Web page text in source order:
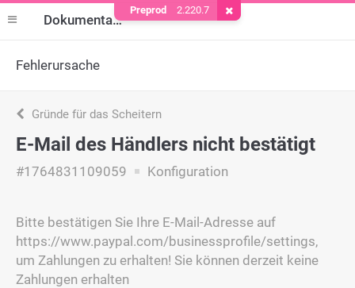
Dokumentation
Fehlerursache
Gründe für das Scheitern
E-Mail des Händlers nicht bestätigt
#1764831109059 Konfiguration
Bitte bestätigen Sie Ihre E-Mail-Adresse auf
https://www.paypal.com/businessprofile/settings,
um Zahlungen zu erhalten! Sie können derzeit keine
Zahlungen erhalten
Preprod 2.220.7 Cookie entfernen